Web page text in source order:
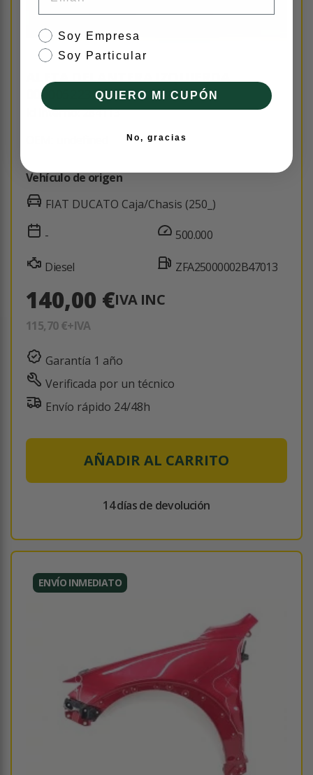
ALETA DELANTERA IZQUIERDA
0000052230787
Id interno: 284113
Vehículo de origen
FIAT DUCATO Caja/Chasis (250_)
-
Diesel
500.000
ZFA25000002B47013
140,00 €IVA INC
115,70 €+IVA
Garantía 1 año
Verificada por un técnico
Envío rápido 24/48h
AÑADIR AL CARRITO
14 días de devolución
ENVÍO INMEDIATO
tipo de cliente
Soy Empresa
Soy Particular
QUIERO MI CUPÓN
No, gracias